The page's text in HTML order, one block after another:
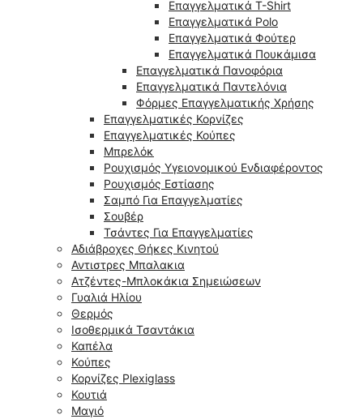
Επαγγελματικά T-Shirt
Επαγγελματικά Polo
Επαγγελματικά Φούτερ
Επαγγελματικά Πουκάμισα
Επαγγελματικά Πανοφόρια
Επαγγελματικά Παντελόνια
Φόρμες Επαγγελματικής Χρήσης
Επαγγελματικές Κορνίζες
Επαγγελματικές Κούπες
Μπρελόκ
Ρουχισμός Υγειονομικού Ενδιαφέροντος
Ρουχισμός Εστίασης
Σαμπό Για Επαγγελματίες
Σουβέρ
Τσάντες Για Επαγγελματίες
Αδιάβροχες Θήκες Κινητού
Αντιστρες Μπαλακια
Ατζέντες-Μπλοκάκια Σημειώσεων
Γυαλιά Ηλίου
Θερμός
Ισοθερμικά Τσαντάκια
Καπέλα
Κούπες
Κορνίζες Plexiglass
Κουτιά
Μαγιό